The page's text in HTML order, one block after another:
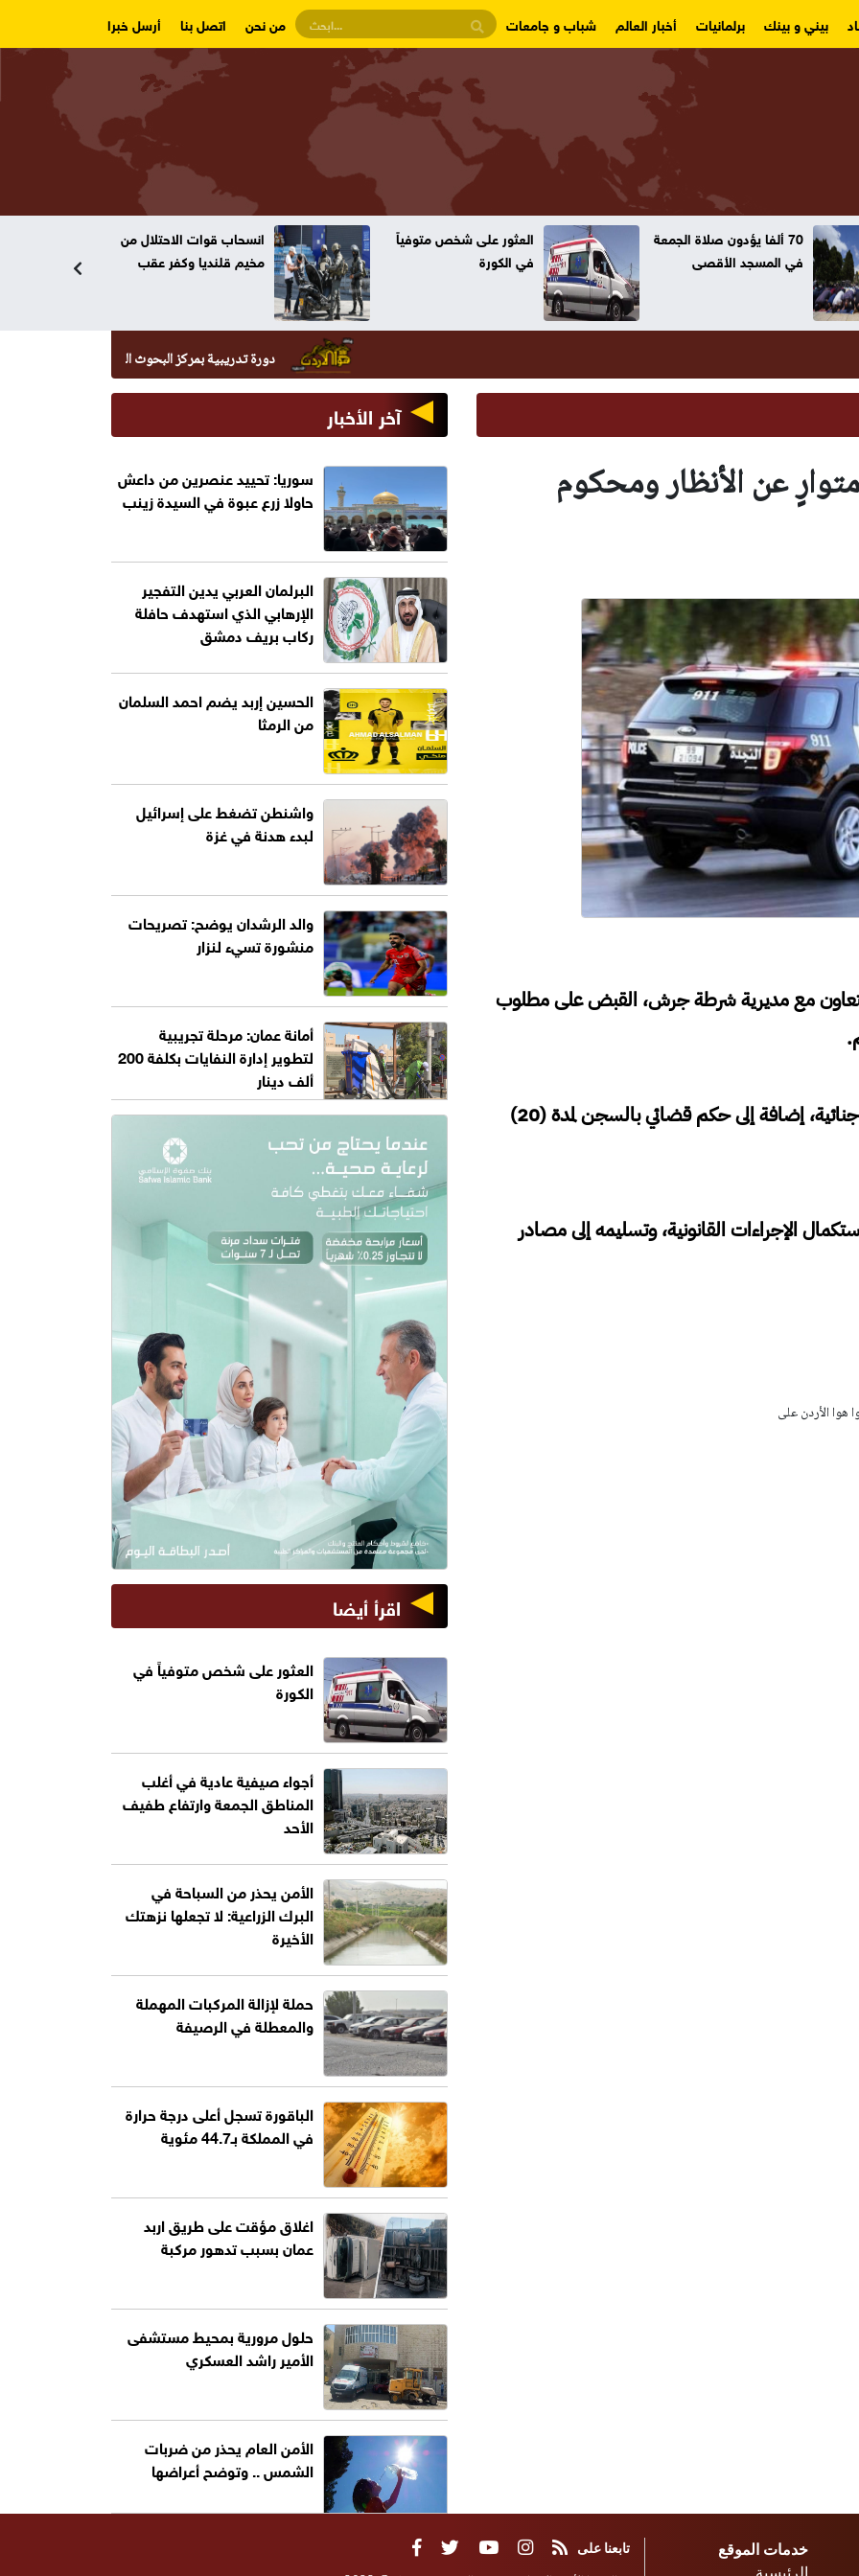
بيني و بينك برلمانيات أخبار العالم شباب و جامعات من نحن اتصل بنا أرسل خبرا
70 ألفا يؤدون صلاة الجمعة
في المسجد الأقصى
العثور على شخص متوفياً
في الكورة
انسحاب قوات الاحتلال من
مخيم قلنديا وكفر عقب
دورة تدريبية بمركز البحوث الدوائية والتشخيصية في عمان
عن الأنظار ومحكوم
مع مديرية شرطة جرش، القبض على مطلوب
وتبيّن أن المطلوب بحقه أربعة طلبات بقضايا جنائية، إضافة إلى حكم قضائي بالسجن لمدة (20)
الإجراءات القانونية، وتسليمه إلى مصادر
هوا الأردن على
آخر الأخبار
سوريا: تحييد عنصرين من داعش
حاولا زرع عبوة في السيدة زينب
البرلمان العربي يدين التفجير
الإرهابي الذي استهدف حافلة
ركاب بريف دمشق
الحسين إربد يضم احمد السلمان
من الرمثا
واشنطن تضغط على إسرائيل
لبدء هدنة في غزة
والد الرشدان يوضح: تصريحات
منشورة تسيء لنزار
أمانة عمان: مرحلة تجريبية
لتطوير إدارة النفايات بكلفة 200
ألف دينار
اقرأ أيضا
العثور على شخص متوفياً في
الكورة
أجواء صيفية عادية في أغلب
المناطق الجمعة وارتفاع طفيف
الأحد
الأمن يحذر من السباحة في
البرك الزراعية: لا تجعلها نزهتك
الأخيرة
حملة لإزالة المركبات المهملة
والمعطلة في الرصيفة
الباقورة تسجل أعلى درجة حرارة
في المملكة بـ44.7 مئوية
اغلاق مؤقت على طريق اربد
عمان بسبب تدهور مركبة
حلول مرورية بمحيط مستشفى
الأمير راشد العسكري
الأمن العام يحذر من ضربات
الشمس .. وتوضح أعراضها
خدمات الموقع
الرئيسية
تابعنا على